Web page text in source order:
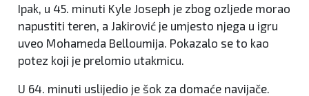
Ipak, u 45. minuti Kyle Joseph je zbog ozljede morao
napustiti teren, a Jakirović je umjesto njega u igru
uveo Mohameda Belloumija. Pokazalo se to kao
potez koji je prelomio utakmicu.
U 64. minuti uslijedio je šok za domaće navijače.